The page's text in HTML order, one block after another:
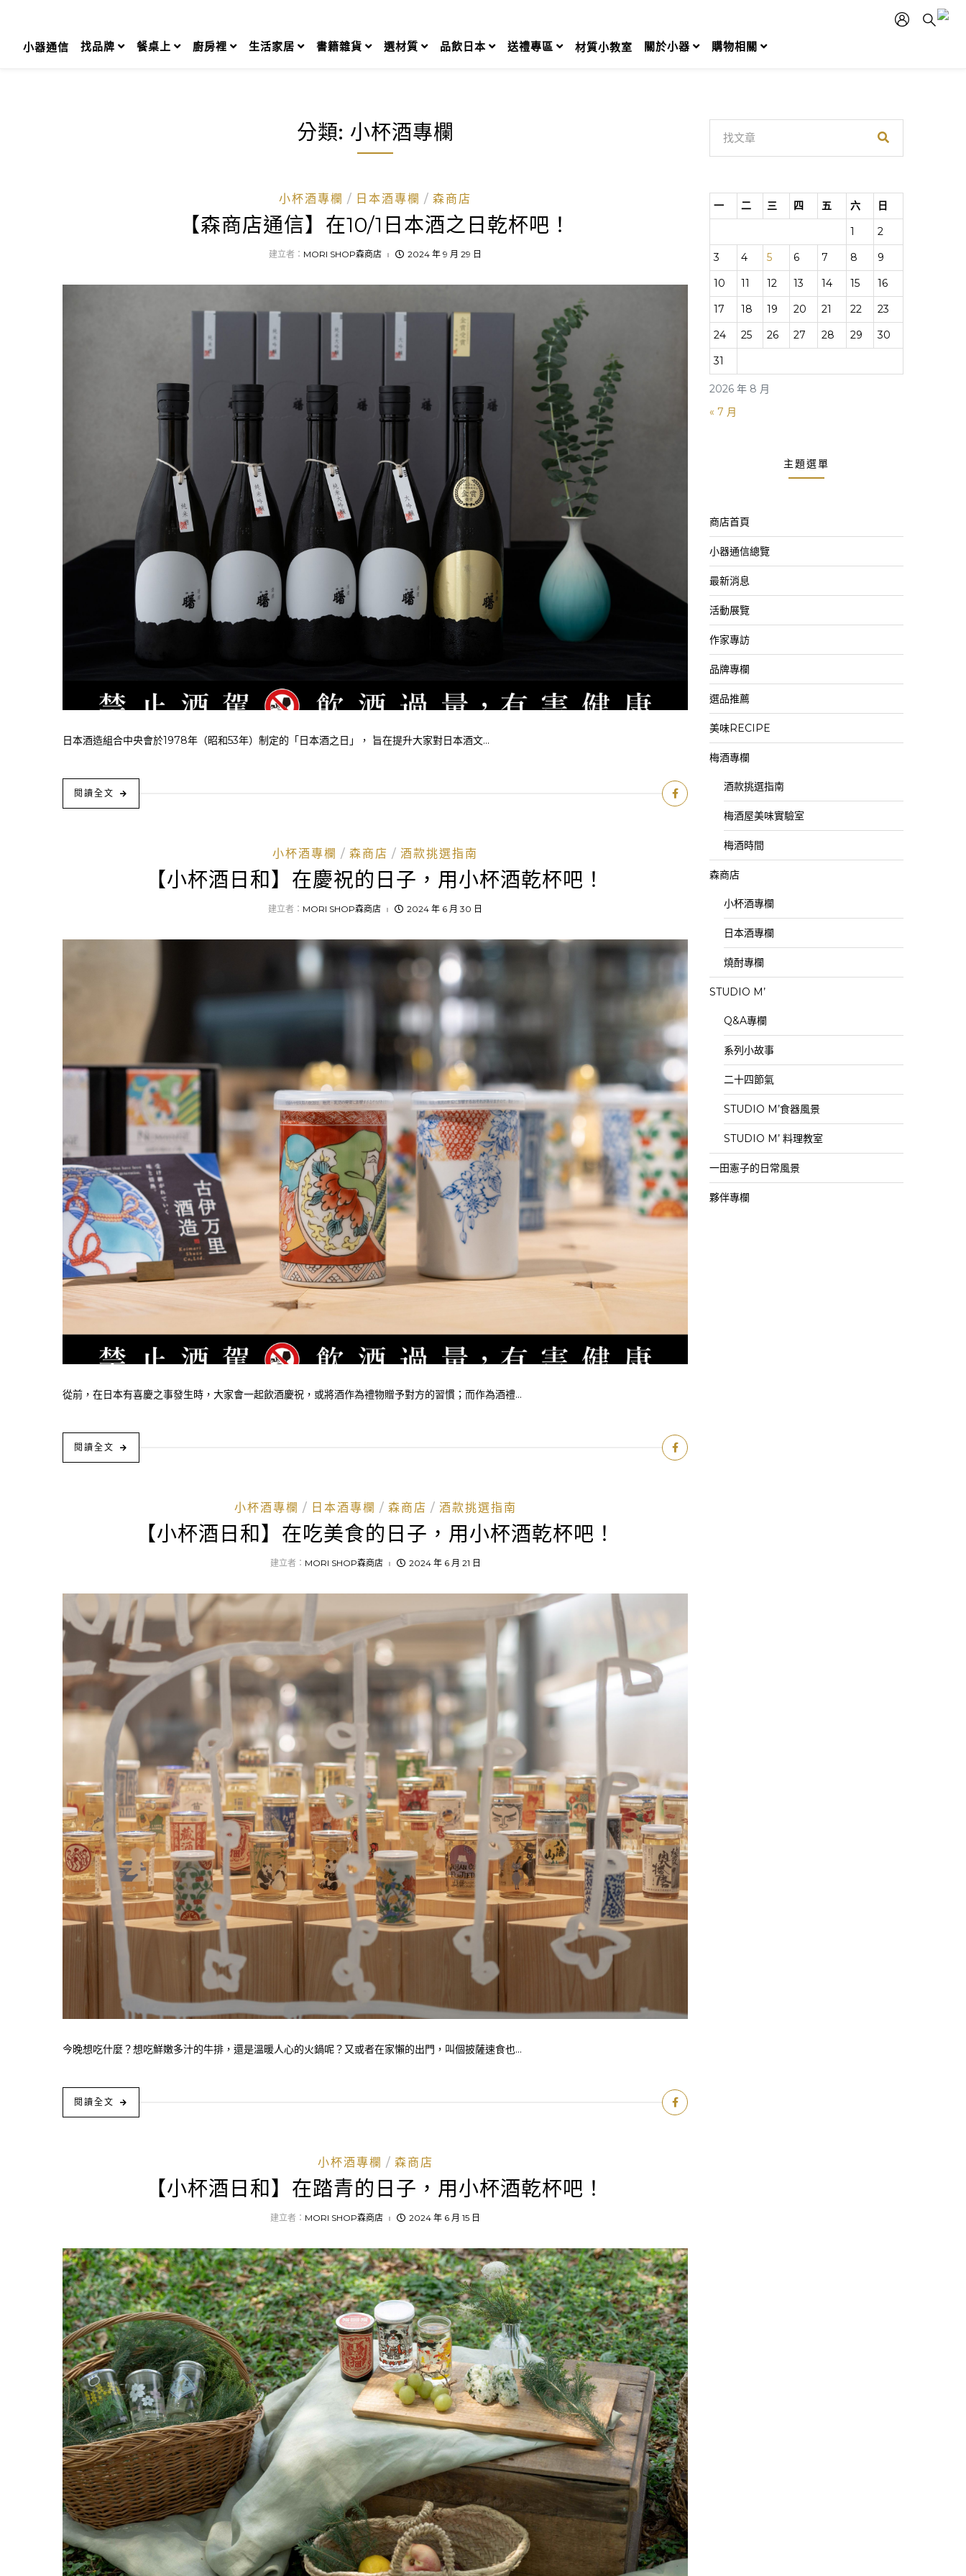
content小器通信 找品牌 餐桌上 廚房裡 生活家居 書籍雜貨 選材質 品飲日本 送禮專區 材質小教室 關於小器 購物相關
分類: 小杯酒專欄
小杯酒專欄 日本酒專欄 森商店
【森商店通信】在10/1日本酒之日乾杯吧！
建立者： MORI SHOP森商店 2024 年 9 月 29 日
日本酒造組合中央會於1978年（昭和53年）制定的「日本酒之日」， 旨在提升大家對日本酒文...
閱讀全文
小杯酒專欄 森商店 酒款挑選指南
【小杯酒日和】在慶祝的日子，用小杯酒乾杯吧！
建立者： MORI SHOP森商店 2024 年 6 月 30 日
從前，在日本有喜慶之事發生時，大家會一起飲酒慶祝，或將酒作為禮物贈予對方的習慣；而作為酒禮...
閱讀全文
小杯酒專欄 日本酒專欄 森商店 酒款挑選指南
【小杯酒日和】在吃美食的日子，用小杯酒乾杯吧！
建立者： MORI SHOP森商店 2024 年 6 月 21 日
今晚想吃什麼？想吃鮮嫩多汁的牛排，還是溫暖人心的火鍋呢？又或者在家懶的出門，叫個披薩速食也...
閱讀全文
小杯酒專欄 森商店
【小杯酒日和】在踏青的日子，用小杯酒乾杯吧！
建立者： MORI SHOP森商店 2024 年 6 月 15 日
2026 年 8 月
一 二 三 四 五 六
日
1
2
3
4 5 6 7 8
9
10
11 12 13 14 15
16
17
18 19 20 21 22
23
24
25 26 27 28 29
30
31
« 7 月
主題選單
商店首頁
小器通信總覽
最新消息
活動展覽
作家專訪
品牌專欄
選品推薦
美味RECIPE
梅酒專欄
酒款挑選指南
梅酒屋美味實驗室
梅酒時間
森商店
小杯酒專欄
日本酒專欄
燒酎專欄
STUDIO M’
Q&A專欄
系列小故事
二十四節氣
STUDIO M’食器風景
STUDIO M’ 料理教室
一田憲子的日常風景
夥伴專欄